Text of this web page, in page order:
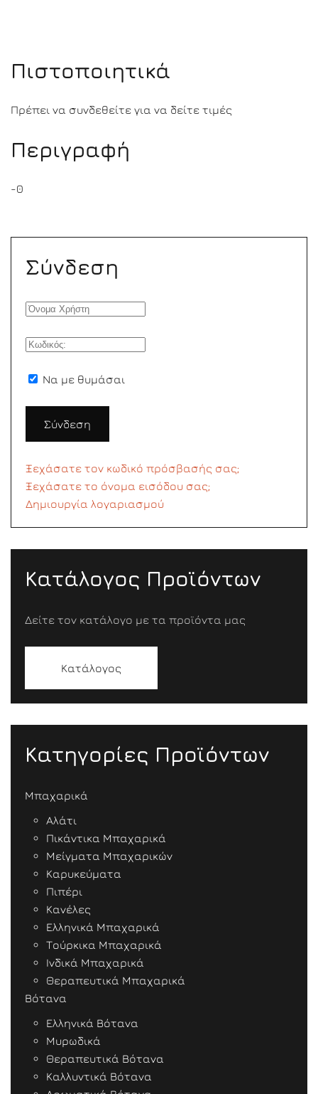
Πιστοποιητικά
Πρέπει να συνδεθείτε για να δείτε τιμές
Περιγραφή
-0
Σύνδεση
Να με θυμάσαι
Σύνδεση
Ξεχάσατε τον κωδικό πρόσβασής σας;
Ξεχάσατε το όνομα εισόδου σας;
Δημιουργία λογαριασμού
Κατάλογος Προϊόντων
Δείτε τον κατάλογο με τα προϊόντα μας
Κατάλογος
Κατηγορίες Προϊόντων
Μπαχαρικά
Αλάτι
Πικάντικα Μπαχαρικά
Μείγματα Μπαχαρικών
Καρυκεύματα
Πιπέρι
Κανέλες
Ελληνικά Μπαχαρικά
Τούρκικα Μπαχαρικά
Ινδικά Μπαχαρικά
Θεραπευτικά Μπαχαρικά
Βότανα
Ελληνικά Βότανα
Μυρωδικά
Θεραπευτικά Βότανα
Καλλυντικά Βότανα